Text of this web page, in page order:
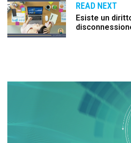
READ NEXT
Esiste un